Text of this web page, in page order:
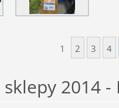
1 2 3 4
2014 -